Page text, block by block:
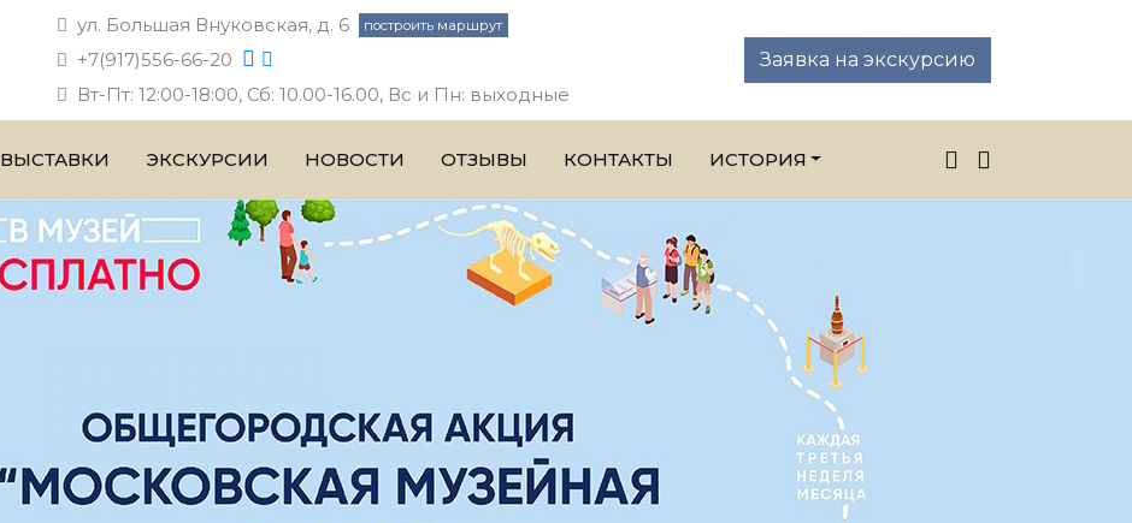
ул. Большая Внуковская, д. 6 построить маршрут
+7(917)556-66-20
Вт-Пт: 12:00-18:00, Сб: 10.00-16.00, Вс и Пн: выходные
Заявка на экскурсию
ВЫСТАВКИ ЭКСКУРСИИ НОВОСТИ ОТЗЫВЫ КОНТАКТЫ ИСТОРИЯ